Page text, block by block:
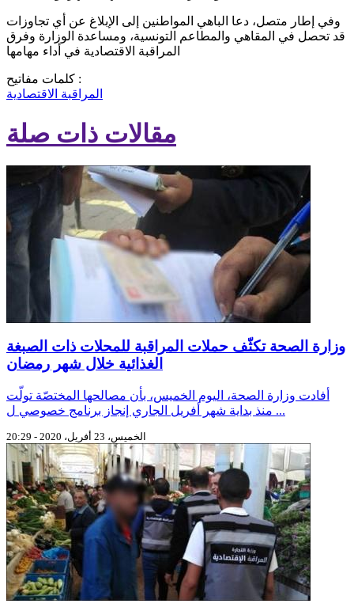
وفي إطار متصل، دعا الباهي المواطنين إلى الإبلاغ عن أي تجاوزات
قد تحصل في المقاهي والمطاعم التونسية، ومساعدة الوزارة وفرق
المراقبة الاقتصادية في أداء مهامها
كلمات مفاتيح :
المراقبة الاقتصادية
مقالات ذات صلة
وزارة الصحة تكثّف حملات المراقبة للمحلات ذات الصبغة
الغذائية خلال شهر رمضان
أفادت وزارة الصحة، اليوم الخميس، بأن مصالحها المختصّة تولّت
منذ بداية شهر أفريل الجاري إنجاز برنامج خصوصي ل ...
الخميس، 23 أفريل، 2020 - 20:29